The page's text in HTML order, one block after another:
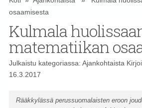
osaamisesta
Kulmala
matematiikan
Julkaistu kategoriassa: Ajankohtaista
16.3.2017
Rääkkylässä perussuomalaisten eroon